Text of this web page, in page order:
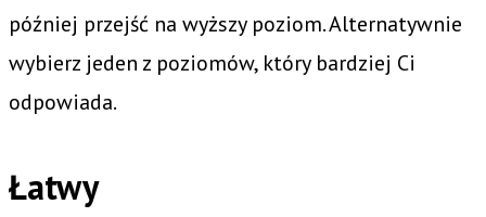
później przejść na wyższy poziom. Alternatywnie
wybierz jeden z poziomów, który bardziej Ci
odpowiada.
Łatwy